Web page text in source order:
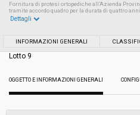
Fornitura di protesi ortopediche all’Azienda
tramite accordo quadro per la durata di quattro
Tipo di contratto:
Servizi sociali:
Dettagli
INFORMAZIONI GENERALI
Lotto 9
OGGETTO E INFORMAZIONI GENERALI